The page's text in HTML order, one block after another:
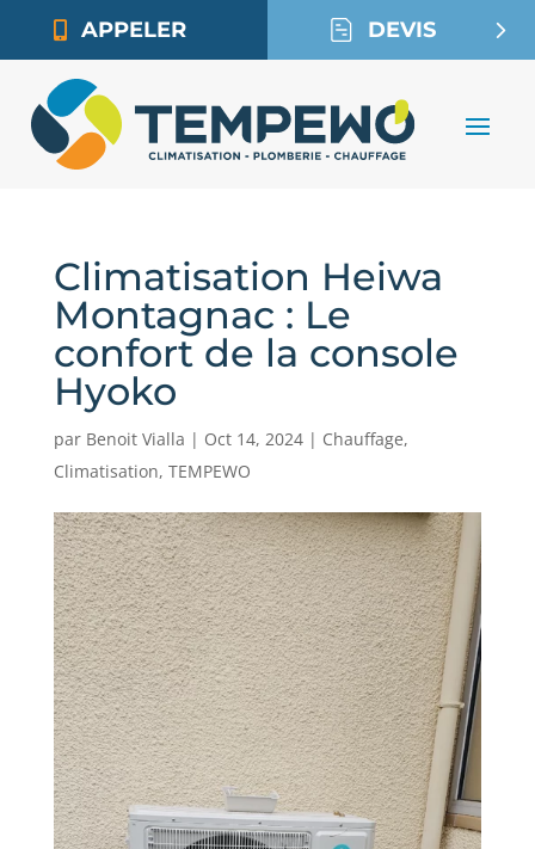
APPELER DEVIS
Climatisation Heiwa
Montagnac : Le
confort de la console
Hyoko
par Benoit Vialla | Oct 14, 2024| Chauffage,
Climatisation, TEMPEWO